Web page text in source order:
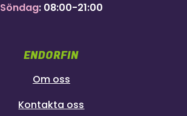
Söndag: 08:00-21:00
ENDORFIN
Om oss
Kontakta oss